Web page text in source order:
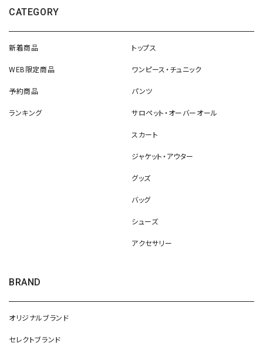
CATEGORY
新着商品
WEB限定商品
予約商品
ランキング
トップス
ワンピース・チュニック
パンツ
サロペット・オーバーオール
スカート
ジャケット・アウター
グッズ
バッグ
シューズ
アクセサリー
BRAND
オリジナルブランド
セレクトブランド